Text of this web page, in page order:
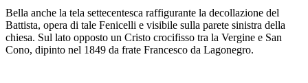
Bella anche la tela settecentesca raffigurante la decollazione del
Battista, opera di tale Fenicelli e visibile sulla parete sinistra della
chiesa. Sul lato opposto un Cristo crocifisso tra la Vergine e San
Cono, dipinto nel 1849 da frate Francesco da Lagonegro.